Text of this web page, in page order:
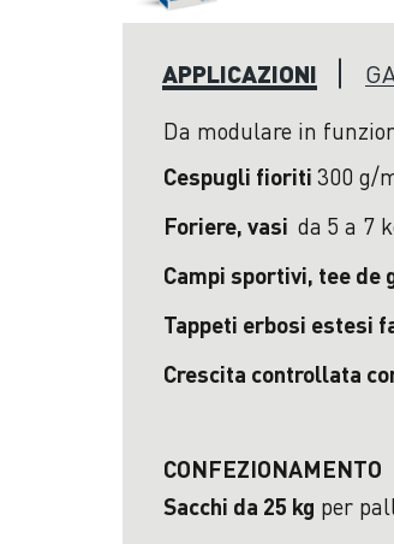
APPLICAZIONI
Da modulare in
Cespugli fioriti 300 g/
Foriere, vasi da 5 a 7
Campi sportivi, tee de
Tappeti erbosi estesi
Crescita controllata
CONFEZIONAMENTO
Sacchi da 25 kg per